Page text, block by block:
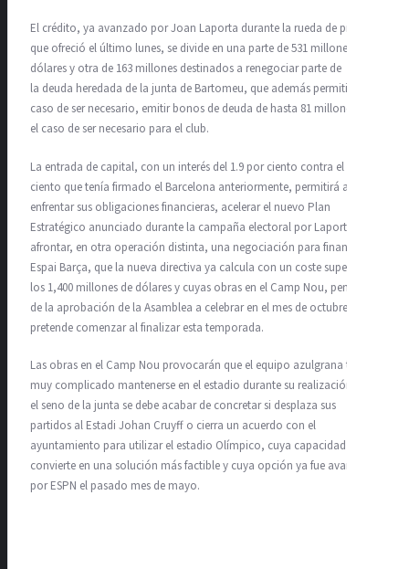
El crédito, ya avanzado por Joan Laporta durante la rueda de prensa
que ofreció el último lunes, se divide en una parte de 531 millones de
dólares y otra de 163 millones destinados a renegociar parte de
la deuda heredada de la junta de Bartomeu, que además permitirá,
caso de ser necesario, emitir bonos de deuda de hasta 81 millones en
el caso de ser necesario para el club.
La entrada de capital, con un interés del 1.9 por ciento contra el 6 por
ciento que tenía firmado el Barcelona anteriormente, permitirá al club
enfrentar sus obligaciones financieras, acelerar el nuevo Plan
Estratégico anunciado durante la campaña electoral por Laporta y
afrontar, en otra operación distinta, una negociación para financiar el
Espai Barça, que la nueva directiva ya calcula con un coste superior a
los 1,400 millones de dólares y cuyas obras en el Camp Nou, pendiente
de la aprobación de la Asamblea a celebrar en el mes de octubre,
pretende comenzar al finalizar esta temporada.
Las obras en el Camp Nou provocarán que el equipo azulgrana tenga
muy complicado mantenerse en el estadio durante su realización, y en
el seno de la junta se debe acabar de concretar si desplaza sus
partidos al Estadi Johan Cruyff o cierra un acuerdo con el
ayuntamiento para utilizar el estadio Olímpico, cuya capacidad le
convierte en una solución más factible y cuya opción ya fue avanzada
por ESPN el pasado mes de mayo.